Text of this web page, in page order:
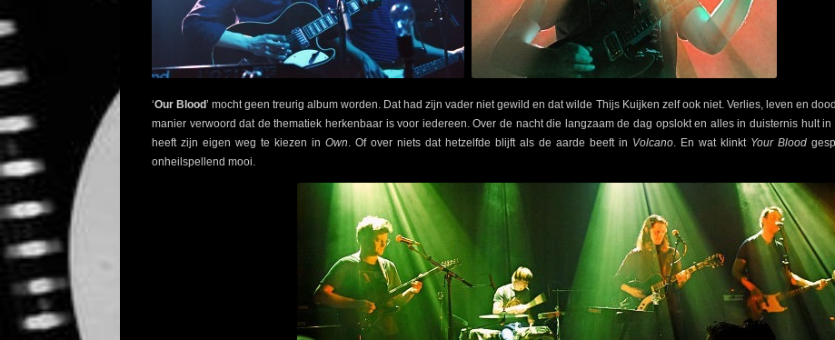
‘Our Blood’ mocht geen treurig album worden. Dat had zijn vader niet gewild en dat wilde Thijs Kuijken zelf ook niet. Verlies, leven en
manier verwoord dat de thematiek herkenbaar is voor iedereen. Over de nacht die langzaam de dag opslokt en alles in duisternis hult in
heeft zijn eigen weg te kiezen in Own . Of over niets dat hetzelfde blijft als de aarde beeft in Volcano . En wat klinkt Your Blood
onheilspellend mooi.